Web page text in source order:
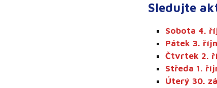
Sledujte
Sobota 4.
Pátek 3.
Čtvrtek 2.
Středa 1.
Úterý 30.